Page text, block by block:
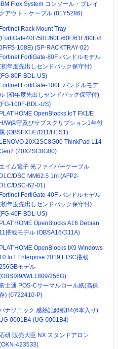
IBM Flex System コンソール・ブレイ
クアウト・ケーブル (81Y5286)
Fortinet Rack Mount Tray
50E/60E/60F/61F/80E/8
FS-108E) (SP-RACKTRAY-02)
Fortinet FortiGate-80F バンドルモデル
初年度先出しセンドバック保守付)
80F-BDL-US)
Fortinet FortiGate-100F バンドルモデ
ル (初年度先出しセンドバック保守付)
100F-BDL-US)
PLAT'HOME OpenBlocks IoT FX1/E
H/W保守及びサブスクリプション1年付
属 (OBSFX1/E/D11/H1S1)
LENOVO 20X2SC8G00 ThinkPad L14
(20X2SC8G00)
イム電子 光ファイバーケーブル
DLC/DSC MM62.5 1m (AFP2-
DLC/DSC-62-01)
Fortinet FortiGate-40F バンドルモデル
初年度先出しセンドバック保守付)
40F-BDL-US)
PLAT'HOME OpenBlocks A16 Debian
11搭載モデル (OBSA16/D11A)
PLAT'HOME OpenBlocks IX9 Windows
10 IoT Enterprise 2019 LTSC搭載
モデル
W/L1809/256G)
士通 POS-Cサーマルロール紙(高保
) (0722410-P)
ナソニック 感熱記録紙B4(6本入り)
UG-0001B4 (UG-0001B4)
応研 販売大臣 NX スタンドアロン
423533)